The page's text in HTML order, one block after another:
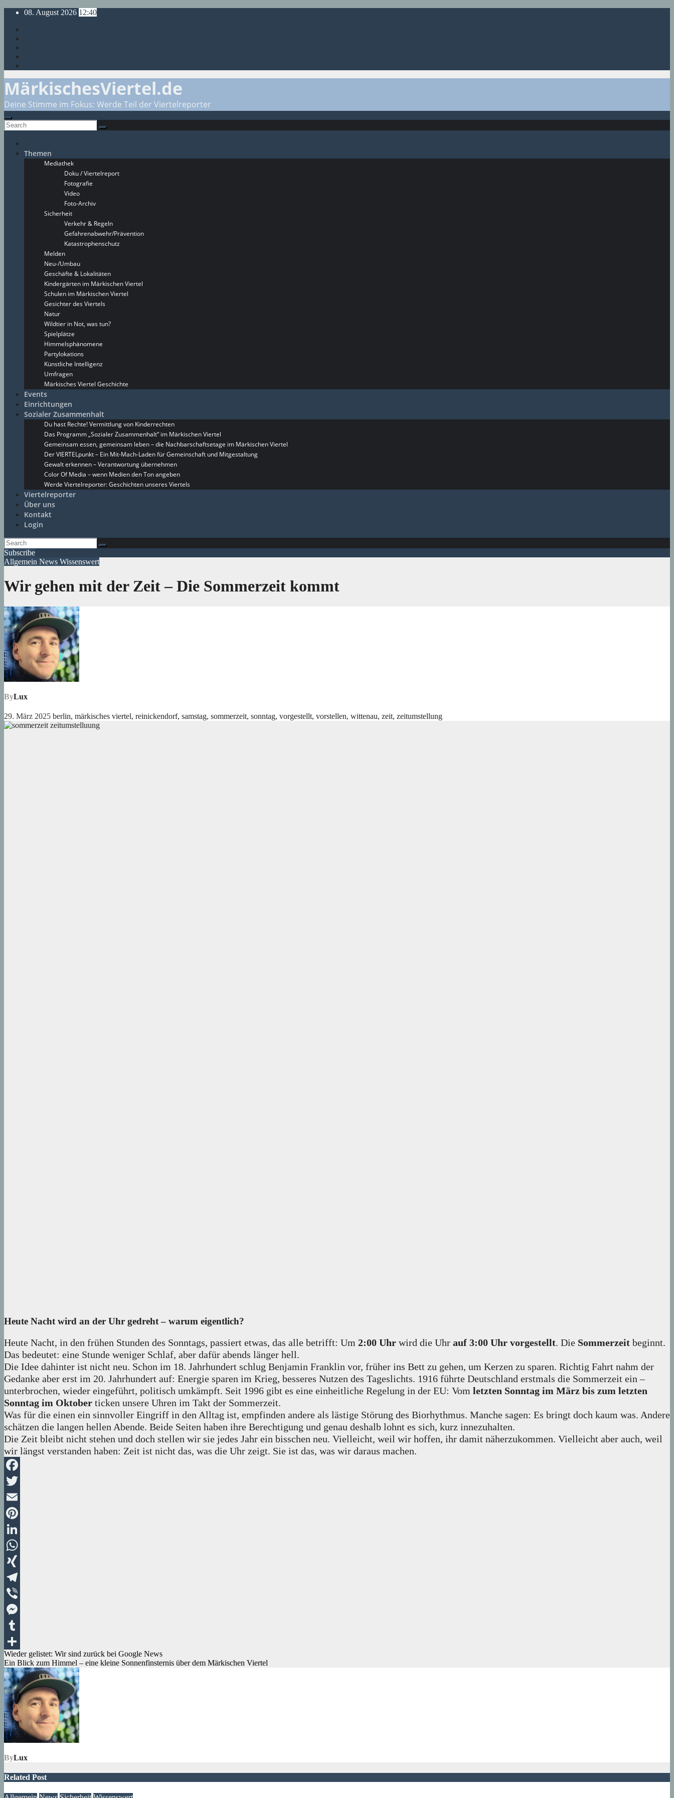
Skip
content
08. August 2026 12:40
MärkischesViertel.de
Deine Stimme im Fokus: Werde Teil der Viertelreporter
Themen
Mediathek
Doku / Viertelreport
Fotografie
Video
Foto-Archiv
Sicherheit
Verkehr & Regeln
Gefahrenabwehr/Prävention
Katastrophenschutz
Melden
Neu-/Umbau
Geschäfte & Lokalitäten
Kindergärten im Märkischen Viertel
Schulen im Märkischen Viertel
Gesichter des Viertels
Natur
Wildtier in Not, was tun?
Spielplätze
Himmelsphänomene
Partylokations
Künstliche Intelligenz
Umfragen
Märkisches Viertel Geschichte
Events
Einrichtungen
Sozialer Zusammenhalt
Du hast Rechte! Vermittlung von Kinderrechten
Das Programm „Sozialer Zusammenhalt“ im Märkischen Viertel
Gemeinsam essen, gemeinsam leben – die Nachbarschaftsetage im Märkischen Viertel
Der VIERTELpunkt – Ein Mit-Mach-Laden für Gemeinschaft und Mitgestaltung
Gewalt erkennen – Verantwortung übernehmen
Color Of Media – wenn Medien den Ton angeben
Werde Viertelreporter: Geschichten unseres Viertels
Viertelreporter
Über uns
Kontakt
Login
Subscribe
Allgemein News Wissenswert
Wir gehen mit der Zeit – Die Sommerzeit kommt
ByLux
29. März 2025 berlin, märkisches viertel, reinickendorf, samstag, sommerzeit, sonntag, vorgestellt, vorstellen, wittenau, zeit, zeitumstellung
Heute Nacht wird an der Uhr gedreht – warum eigentlich?
Heute Nacht, in den frühen Stunden des Sonntags, passiert etwas, das alle betrifft: Um 2:00 Uhr wird die Uhr auf 3:00 Uhr vorgestellt. Die Sommerzeit beginnt.
Das bedeutet: eine Stunde weniger Schlaf, aber dafür abends länger hell.
Die Idee dahinter ist nicht neu. Schon im 18. Jahrhundert schlug Benjamin Franklin vor, früher ins Bett zu gehen, um Kerzen zu sparen. Richtig Fahrt nahm der
Gedanke aber erst im 20. Jahrhundert auf: Energie sparen im Krieg, besseres Nutzen des Tageslichts. 1916 führte Deutschland erstmals die Sommerzeit ein –
unterbrochen, wieder eingeführt, politisch umkämpft. Seit 1996 gibt es eine einheitliche Regelung in der EU: Vom letzten Sonntag im März bis zum letzten
Sonntag im Oktober ticken unsere Uhren im Takt der Sommerzeit.
Was für die einen ein sinnvoller Eingriff in den Alltag ist, empfinden andere als lästige Störung des Biorhythmus. Manche sagen: Es bringt doch kaum was. Andere
schätzen die langen hellen Abende. Beide Seiten haben ihre Berechtigung und genau deshalb lohnt es sich, kurz innezuhalten.
Die Zeit bleibt nicht stehen und doch stellen wir sie jedes Jahr ein bisschen neu. Vielleicht, weil wir hoffen, ihr damit näherzukommen. Vielleicht aber auch, weil
wir längst verstanden haben: Zeit ist nicht das, was die Uhr zeigt. Sie ist das, was wir daraus machen.
Facebook
Twitter
Email
Pinterest
LinkedIn
WhatsApp
XING
Telegram
Viber
Messenger
Tumblr
Teilen
Beitragsnavigation
Wieder gelistet: Wir sind zurück bei Google News
Ein Blick zum Himmel – eine kleine Sonnenfinsternis über dem Märkischen Viertel
ByLux
Related Post